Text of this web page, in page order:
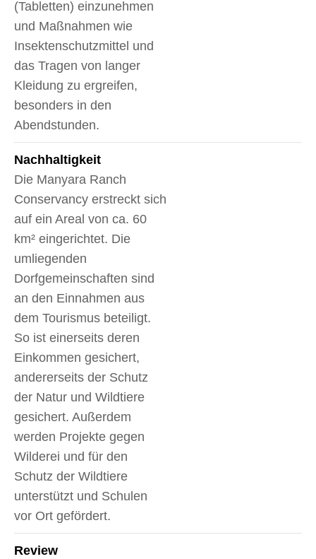
(Tabletten) einzunehmen
und Maßnahmen wie
Insektenschutzmittel und
das Tragen von langer
Kleidung zu ergreifen,
besonders in den
Abendstunden.
Nachhaltigkeit
Die Manyara Ranch
Conservancy erstreckt sich
auf ein Areal von ca. 60
km² eingerichtet. Die
umliegenden
Dorfgemeinschaften sind
an den Einnahmen aus
dem Tourismus beteiligt.
So ist einerseits deren
Einkommen gesichert,
andererseits der Schutz
der Natur und Wildtiere
gesichert. Außerdem
werden Projekte gegen
Wilderei und für den
Schutz der Wildtiere
unterstützt und Schulen
vor Ort gefördert.
Review